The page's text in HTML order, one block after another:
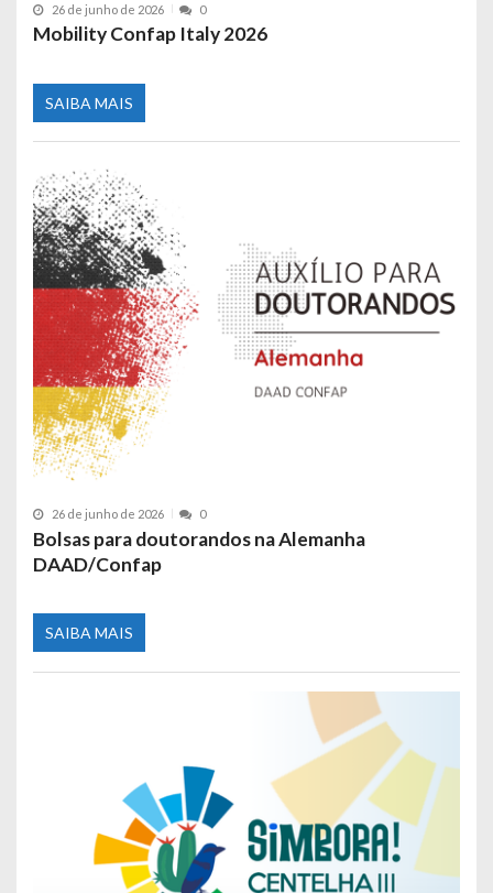
26 de junho de 2026 0
Mobility Confap Italy 2026
SAIBA MAIS
26 de junho de 2026 0
Bolsas para doutorandos na Alemanha
DAAD/Confap
SAIBA MAIS